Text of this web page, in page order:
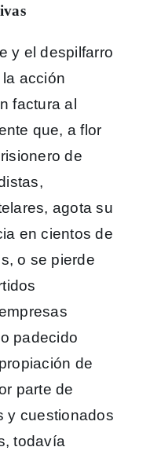
y el despilfarro
acción
factura al
que, a flor
de
agota su
en cientos de
o se pierde
padecido
de
parte de
y cuestionados
todavía